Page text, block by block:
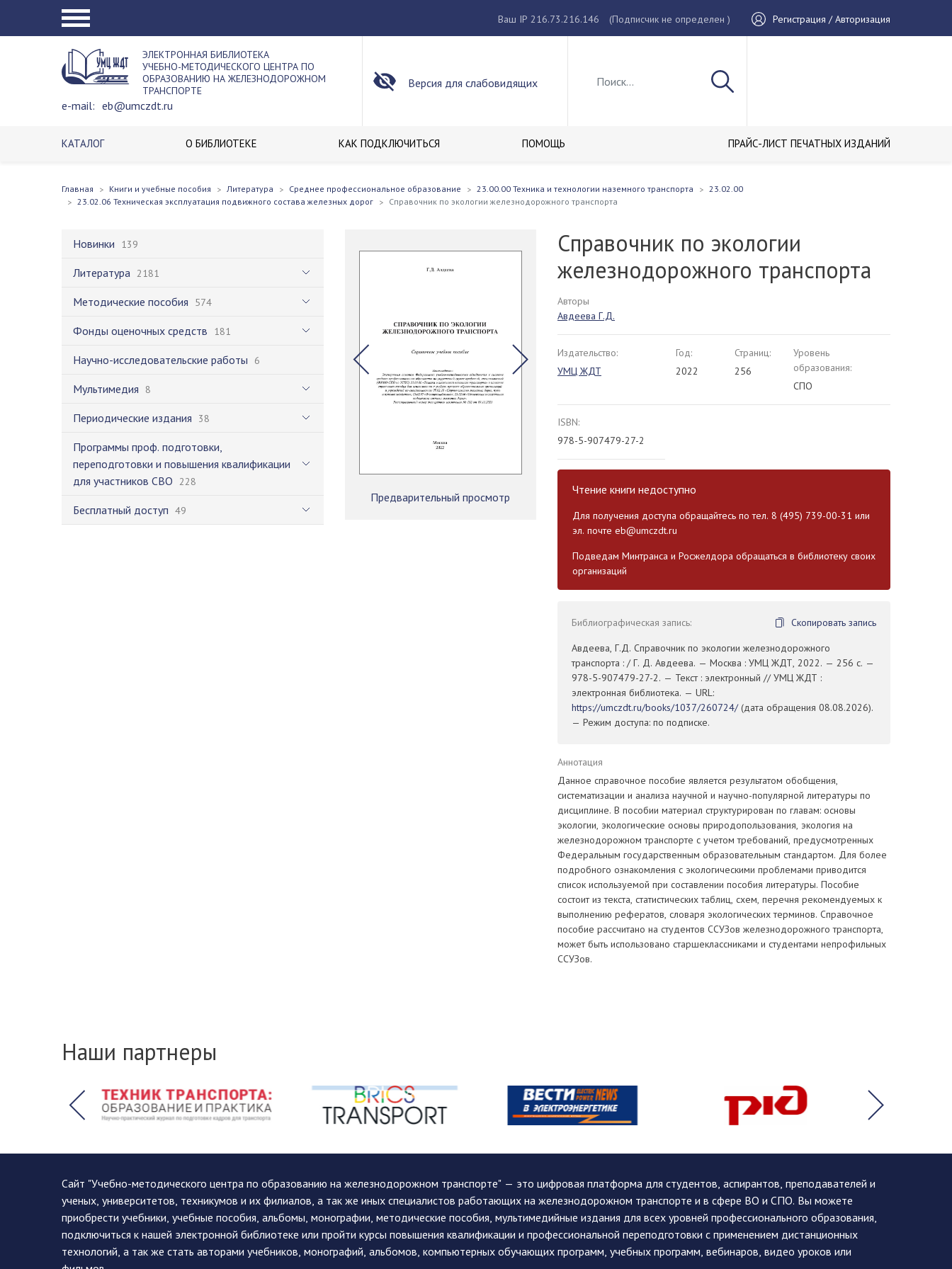
Ваш IP 216.73.216.146 (Подписчик не определен ) Регистрация / Авторизация
ЭЛЕКТРОННАЯ БИБЛИОТЕКА
УЧЕБНО-МЕТОДИЧЕСКОГО ЦЕНТРА ПО
ОБРАЗОВАНИЮ НА ЖЕЛЕЗНОДОРОЖНОМ
ТРАНСПОРТЕ
e-mail: eb@umczdt.ru
Версия для слабовидящих
КАТАЛОГ О БИБЛИОТЕКЕ КАК ПОДКЛЮЧИТЬСЯ ПОМОЩЬ ПРАЙС-ЛИСТ ПЕЧАТНЫХ ИЗДАНИЙ
Главная Книги и учебные пособия Литература Среднее профессиональное образование 23.00.00 Техника и технологии наземного транспорта
23.02.00
23.02.06 Техническая эксплуатация подвижного состава железных дорог
Справочник по экологии железнодорожного транспорта
Новинки 139
Литература 2181
Методические пособия 574
Фонды оценочных средств 181
Научно-исследовательские работы 6
Мультимедия 8
Периодические издания 38
Программы проф. подготовки,
переподготовки и повышения квалификации
для участников СВО 228
Бесплатный доступ 49
Предварительный просмотр
Справочник по экологии
железнодорожного транспорта
Авторы
Авдеева Г.Д.
Издательство:
УМЦ ЖДТ
Год:
2022
Страниц:
256
Уровень
образования:
СПО
ISBN:
978-5-907479-27-2
Чтение книги недоступно
Для получения доступа обращайтесь по тел. 8 (495) 739-00-31 или
эл. почте eb@umczdt.ru
Подведам Минтранса и Росжелдора обращаться в библиотеку своих
организаций
Библиографическая запись:
Скопировать запись
Авдеева, Г.Д. Справочник по экологии железнодорожного
транспорта : / Г. Д. Авдеева. — Москва : УМЦ ЖДТ, 2022. — 256 с. —
978-5-907479-27-2. — Текст : электронный // УМЦ ЖДТ :
электронная библиотека. — URL:
https://umczdt.ru/books/1037/260724/(дата обращения 08.08.2026).
— Режим доступа: по подписке.
Аннотация
Данное справочное пособие является результатом обобщения,
систематизации и анализа научной и научно-популярной литературы по
дисциплине. В пособии материал структурирован по главам: основы
экологии, экологические основы природопользования, экология на
железнодорожном транспорте с учетом требований, предусмотренных
Федеральным государственным образовательным стандартом. Для более
подробного ознакомления с экологическими проблемами приводится
список используемой при составлении пособия литературы. Пособие
состоит из текста, статистических таблиц, схем, перечня рекомендуемых к
выполнению рефератов, словаря экологических терминов. Справочное
пособие рассчитано на студентов ССУЗов железнодорожного транспорта,
может быть использовано старшеклассниками и студентами непрофильных
ССУЗов.
Наши партнеры
Сайт "Учебно-методического центра по образованию на железнодорожном транспорте" — это цифровая платформа для студентов, аспирантов, преподавателей и
ученых, университетов, техникумов и их филиалов, а так же иных специалистов работающих на железнодорожном транспорте и в сфере ВО и СПО. Вы можете
приобрести учебники, учебные пособия, альбомы, монографии, методические пособия, мультимедийные издания для всех уровней профессионального образования,
подключиться к нашей электронной библиотеке или пройти курсы повышения квалификации и профессиональной переподготовки с применением дистанционных
технологий, а так же стать авторами учебников, монографий, альбомов, компьютерных обучающих программ, учебных программ, вебинаров, видео уроков или